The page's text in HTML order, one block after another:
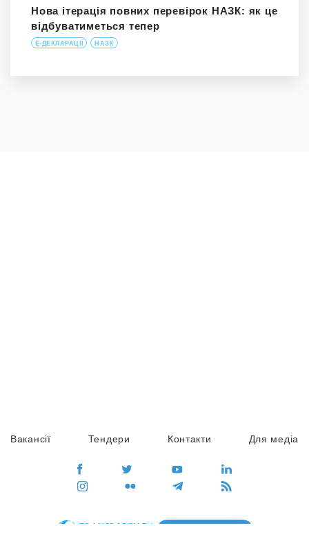
Нова ітерація повних перевірок НАЗК: як це
відбуватиметься тепер
Е-ДЕКЛАРАЦІЇ НАЗК
Вакансії Тендери Контакти Для медіа